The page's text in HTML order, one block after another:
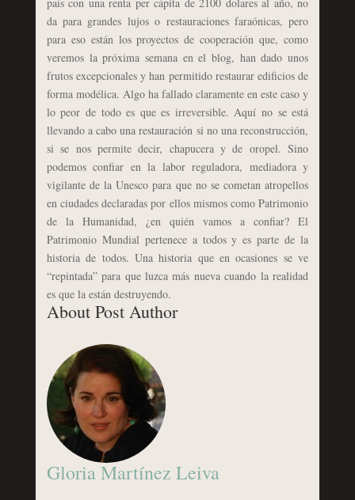
da para grandes lujos o restauraciones faraónicas, pero
para eso están los proyectos de cooperación que, como
veremos la próxima semana en el blog, han dado unos
frutos excepcionales y han permitido restaurar edificios de
forma modélica. Algo ha fallado claramente en este caso y
lo peor de todo es que es irreversible. Aquí no se está
llevando a cabo una restauración si no una reconstrucción,
si se nos permite decir, chapucera y de oropel. Sino
podemos confiar en la labor reguladora, mediadora y
vigilante de la Unesco para que no se cometan atropellos
en ciudades declaradas por ellos mismos como Patrimonio
de la Humanidad, ¿en quién vamos a confiar? El
Patrimonio Mundial pertenece a todos y es parte de la
historia de todos. Una historia que en ocasiones se ve
“repintada” para que luzca más nueva cuando la realidad
es que la están destruyendo.
About Post Author
Gloria Martínez Leiva